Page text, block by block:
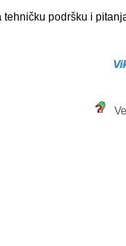
tehničku podršku i